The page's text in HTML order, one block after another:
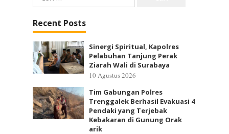
untuk:
Recent Posts
Sinergi Spiritual, Kapolres
Pelabuhan Tanjung Perak
Ziarah Wali di Surabaya
10 Agustus 2026
Tim Gabungan Polres
Trenggalek Berhasil Evakuasi 4
Pendaki yang Terjebak
Kebakaran di Gunung Orak
arik